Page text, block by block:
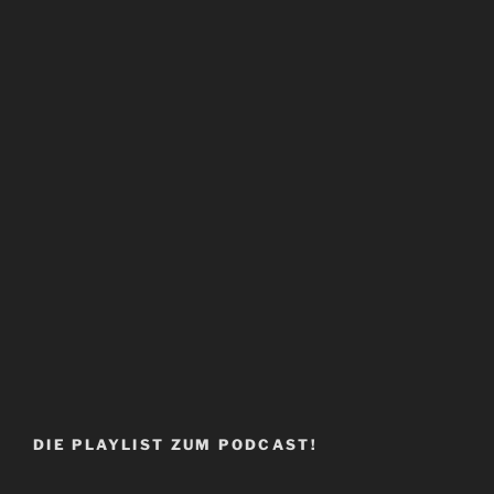
DIE PLAYLIST ZUM PODCAST!